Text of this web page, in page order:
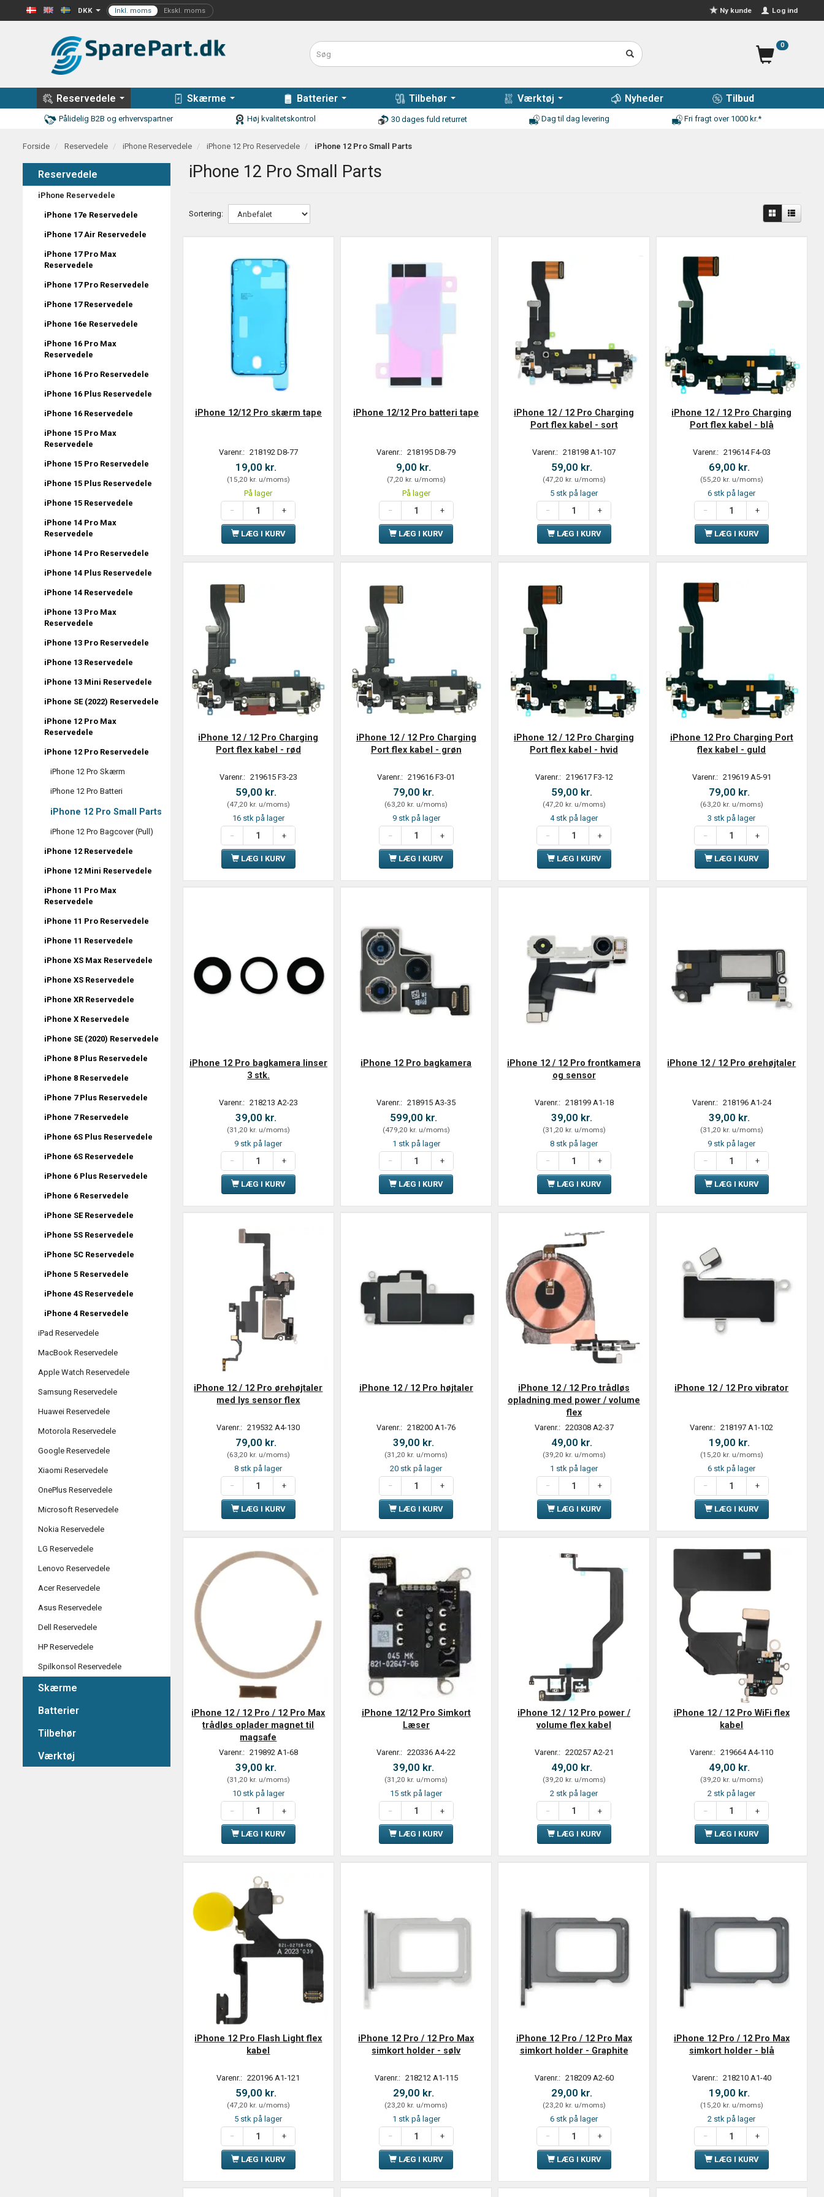
DKK Log ind
Ny kunde
0
Reservedele Skærme Batterier Tilbehør Værktøj Nyheder Tilbud
Pålidelig B2B og erhvervspartner Høj kvalitetskontrol 30 dages fuld returret Dag til dag levering Fri fragt over 1000 kr.*
Forside Reservedele iPhone Reservedele iPhone 12 Pro Reservedele iPhone 12 Pro Small Parts
Reservedele
iPhone Reservedele
iPhone 17e Reservedele
iPhone 17 Air Reservedele
iPhone 17 Pro Max
Reservedele
iPhone 17 Pro Reservedele
iPhone 17 Reservedele
iPhone 16e Reservedele
iPhone 16 Pro Max
Reservedele
iPhone 16 Pro Reservedele
iPhone 16 Plus Reservedele
iPhone 16 Reservedele
iPhone 15 Pro Max
Reservedele
iPhone 15 Pro Reservedele
iPhone 15 Plus Reservedele
iPhone 15 Reservedele
iPhone 14 Pro Max
Reservedele
iPhone 14 Pro Reservedele
iPhone 14 Plus Reservedele
iPhone 14 Reservedele
iPhone 13 Pro Max
Reservedele
iPhone 13 Pro Reservedele
iPhone 13 Reservedele
iPhone 13 Mini Reservedele
iPhone SE (2022) Reservedele
iPhone 12 Pro Max
Reservedele
iPhone 12 Pro Reservedele
iPhone 12 Pro Skærm
iPhone 12 Pro Batteri
iPhone 12 Pro Small Parts
iPhone 12 Pro Bagcover (Pull)
iPhone 12 Reservedele
iPhone 12 Mini Reservedele
iPhone 11 Pro Max
Reservedele
iPhone 11 Pro Reservedele
iPhone 11 Reservedele
iPhone XS Max Reservedele
iPhone XS Reservedele
iPhone XR Reservedele
iPhone X Reservedele
iPhone SE (2020) Reservedele
iPhone 8 Plus Reservedele
iPhone 8 Reservedele
iPhone 7 Plus Reservedele
iPhone 7 Reservedele
iPhone 6S Plus Reservedele
iPhone 6S Reservedele
iPhone 6 Plus Reservedele
iPhone 6 Reservedele
iPhone SE Reservedele
iPhone 5S Reservedele
iPhone 5C Reservedele
iPhone 5 Reservedele
iPhone 4S Reservedele
iPhone 4 Reservedele
iPad Reservedele
MacBook Reservedele
Apple Watch Reservedele
Samsung Reservedele
Huawei Reservedele
Motorola Reservedele
Google Reservedele
Xiaomi Reservedele
OnePlus Reservedele
Microsoft Reservedele
Nokia Reservedele
LG Reservedele
Lenovo Reservedele
Acer Reservedele
Asus Reservedele
Dell Reservedele
HP Reservedele
Spilkonsol Reservedele
Skærme
Batterier
Tilbehør
Værktøj
iPhone 12 Pro Small Parts
Sortering:
iPhone 12/12 Pro skærm tape
Varenr.: 218192 D8-77
19,00 kr.
(15,20 kr. u/moms)
På lager
LÆG I KURV
iPhone 12/12 Pro batteri tape
Varenr.: 218195 D8-79
9,00 kr.
(7,20 kr. u/moms)
På lager
LÆG I KURV
iPhone 12 / 12 Pro Charging
Port flex kabel - sort
Varenr.: 218198 A1-107
59,00 kr.
(47,20 kr. u/moms)
5 stk på lager
LÆG I KURV
iPhone 12 / 12 Pro Charging
Port flex kabel - blå
Varenr.: 219614 F4-03
69,00 kr.
(55,20 kr. u/moms)
6 stk på lager
LÆG I KURV
iPhone 12 / 12 Pro Charging
Port flex kabel - rød
Varenr.: 219615 F3-23
59,00 kr.
(47,20 kr. u/moms)
16 stk på lager
LÆG I KURV
iPhone 12 / 12 Pro Charging
Port flex kabel - grøn
Varenr.: 219616 F3-01
79,00 kr.
(63,20 kr. u/moms)
9 stk på lager
LÆG I KURV
iPhone 12 / 12 Pro Charging
Port flex kabel - hvid
Varenr.: 219617 F3-12
59,00 kr.
(47,20 kr. u/moms)
4 stk på lager
LÆG I KURV
iPhone 12 Pro Charging Port
flex kabel - guld
Varenr.: 219619 A5-91
79,00 kr.
(63,20 kr. u/moms)
3 stk på lager
LÆG I KURV
iPhone 12 Pro bagkamera linser
3 stk.
Varenr.: 218213 A2-23
39,00 kr.
(31,20 kr. u/moms)
9 stk på lager
LÆG I KURV
iPhone 12 Pro bagkamera
Varenr.: 218915 A3-35
599,00 kr.
(479,20 kr. u/moms)
1 stk på lager
LÆG I KURV
iPhone 12 / 12 Pro frontkamera
og sensor
Varenr.: 218199 A1-18
39,00 kr.
(31,20 kr. u/moms)
8 stk på lager
LÆG I KURV
iPhone 12 / 12 Pro ørehøjtaler
Varenr.: 218196 A1-24
39,00 kr.
(31,20 kr. u/moms)
9 stk på lager
LÆG I KURV
iPhone 12 / 12 Pro ørehøjtaler
med lys sensor flex
Varenr.: 219532 A4-130
79,00 kr.
(63,20 kr. u/moms)
8 stk på lager
LÆG I KURV
iPhone 12 / 12 Pro højtaler
Varenr.: 218200 A1-76
39,00 kr.
(31,20 kr. u/moms)
20 stk på lager
LÆG I KURV
iPhone 12 / 12 Pro trådløs
opladning med power / volume
flex
Varenr.: 220308 A2-37
49,00 kr.
(39,20 kr. u/moms)
1 stk på lager
LÆG I KURV
iPhone 12 / 12 Pro vibrator
Varenr.: 218197 A1-102
19,00 kr.
(15,20 kr. u/moms)
6 stk på lager
LÆG I KURV
iPhone 12 / 12 Pro / 12 Pro Max
trådløs oplader magnet til
magsafe
Varenr.: 219892 A1-68
39,00 kr.
(31,20 kr. u/moms)
10 stk på lager
LÆG I KURV
iPhone 12/12 Pro Simkort
Læser
Varenr.: 220336 A4-22
39,00 kr.
(31,20 kr. u/moms)
15 stk på lager
LÆG I KURV
iPhone 12 / 12 Pro power /
volume flex kabel
Varenr.: 220257 A2-21
49,00 kr.
(39,20 kr. u/moms)
2 stk på lager
LÆG I KURV
iPhone 12 / 12 Pro WiFi flex
kabel
Varenr.: 219664 A4-110
49,00 kr.
(39,20 kr. u/moms)
2 stk på lager
LÆG I KURV
iPhone 12 Pro Flash Light flex
kabel
Varenr.: 220196 A1-121
59,00 kr.
(47,20 kr. u/moms)
5 stk på lager
LÆG I KURV
iPhone 12 Pro / 12 Pro Max
simkort holder - sølv
Varenr.: 218212 A1-115
29,00 kr.
(23,20 kr. u/moms)
1 stk på lager
LÆG I KURV
iPhone 12 Pro / 12 Pro Max
simkort holder - Graphite
Varenr.: 218209 A2-60
29,00 kr.
(23,20 kr. u/moms)
6 stk på lager
LÆG I KURV
iPhone 12 Pro / 12 Pro Max
simkort holder - blå
Varenr.: 218210 A1-40
19,00 kr.
(15,20 kr. u/moms)
2 stk på lager
LÆG I KURV